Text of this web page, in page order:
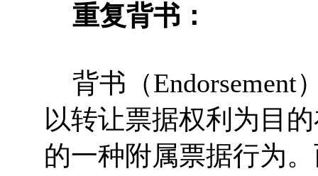
重复背书：
背书（Endorsement
以转让票据权利为目
的一种附属票据行为